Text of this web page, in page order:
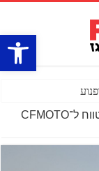
פתח
מבחן ארוך טווח ל־CFMOTO